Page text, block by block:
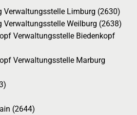
Verwaltungsstelle Limburg (2630)
Verwaltungsstelle Weilburg (2638)
Verwaltungsstelle Biedenkopf
Verwaltungsstelle Marburg
(2644)